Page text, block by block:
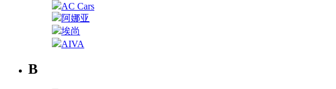
AC Cars
阿娜亚
埃尚
AIVA
B